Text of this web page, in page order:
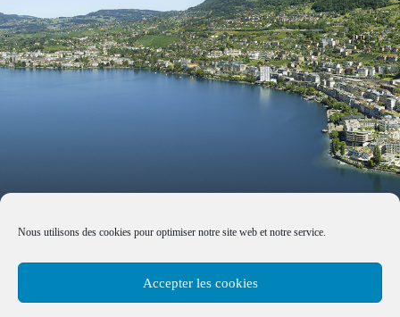
Nous utilisons des cookies pour optimiser notre site web et notre service.
Accepter les cookies